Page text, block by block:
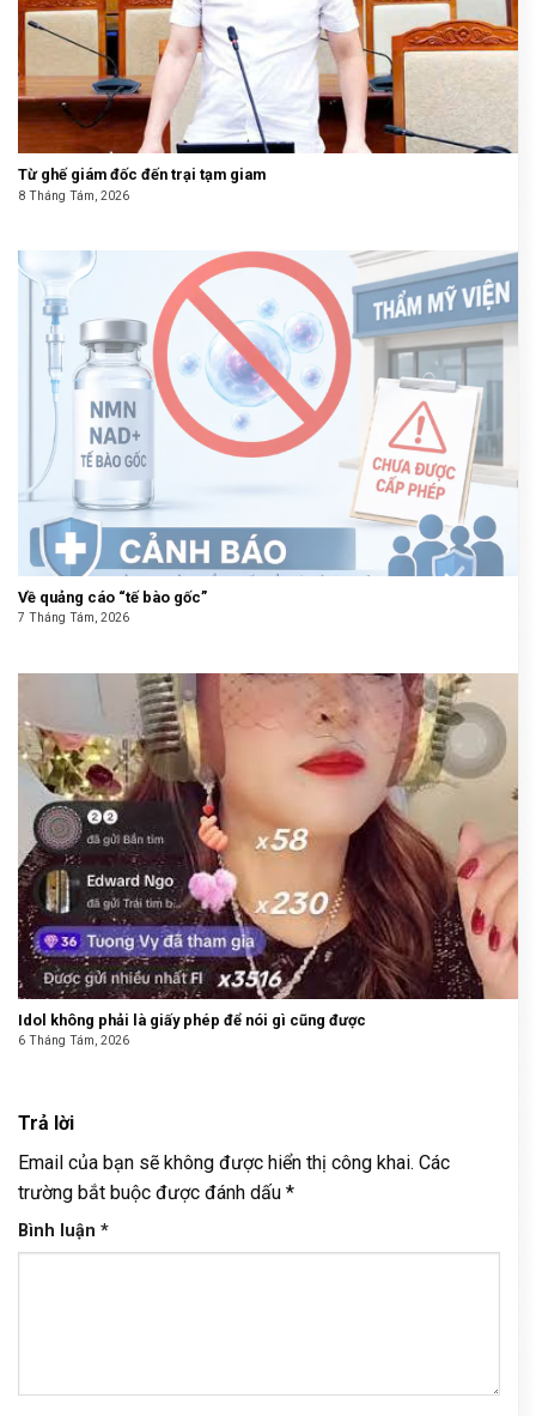
Từ ghế giám đốc đến trại tạm giam
8 Tháng Tám, 2026
Về quảng cáo “tế bào gốc”
7 Tháng Tám, 2026
Idol không phải là giấy phép để nói gì cũng được
6 Tháng Tám, 2026
Trả lời
Email của bạn sẽ không được hiển thị công khai. Các
trường bắt buộc được đánh dấu *
Bình luận *